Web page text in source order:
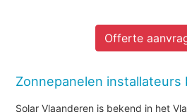
Offerte
Zonnepanelen installateurs
Solar Vlaanderen is bekend in het